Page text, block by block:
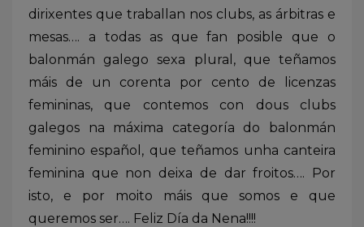
dirixentes que traballan nos clubs, as árbitras e
mesas…. a todas as que fan posible que o
balonmán galego sexa plural, que teñamos
máis de un corenta por cento de licenzas
femininas, que contemos con dous clubs
galegos na máxima categoría do balonmán
feminino español, que teñamos unha canteira
feminina que non deixa de dar froitos…. Por
isto, e por moito máis que somos e que
queremos ser…. Feliz Día da Nena!!!!